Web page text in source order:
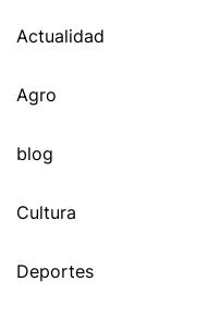
Actualidad
Agro
blog
Cultura
Deportes